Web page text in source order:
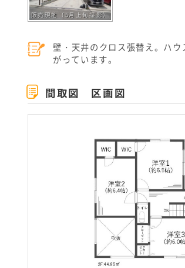
販売現地（5月上旬撮影）
壁・天井のクロス張替え。ハ
がっています。
間取図 区画図